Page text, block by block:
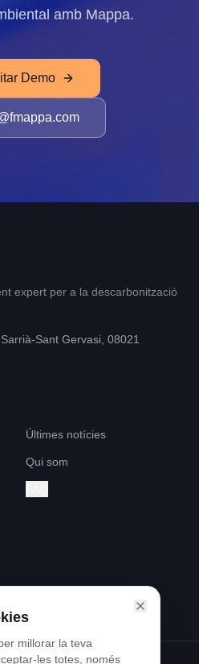
amb Mappa.
Demo
expert per a la descarbonització
Sant Gervasi, 08021
Últimes notícies
Qui som
millorar la teva
les totes, només